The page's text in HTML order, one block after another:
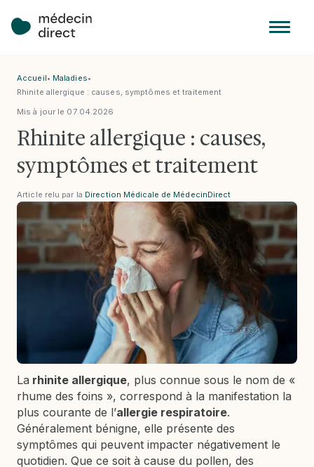
Accueil• Maladies•
Rhinite allergique : causes, symptômes et traitement
Rhinite allergique : causes,
symptômes et traitement
Mis à jour le 07.04.2026
Article relu par la Direction Médicale de MédecinDirect
La rhinite allergique, plus connue sous le nom de «
rhume des foins », correspond à la manifestation la
plus courante de l’allergie respiratoire.
Généralement bénigne, elle présente des
symptômes qui peuvent impacter négativement le
quotidien. Que ce soit à cause du pollen, des